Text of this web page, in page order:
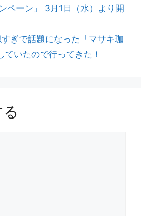
ペーン」 3月1日（水）より開
ぎで話題になった「マサキ珈
ていたので行ってきた！